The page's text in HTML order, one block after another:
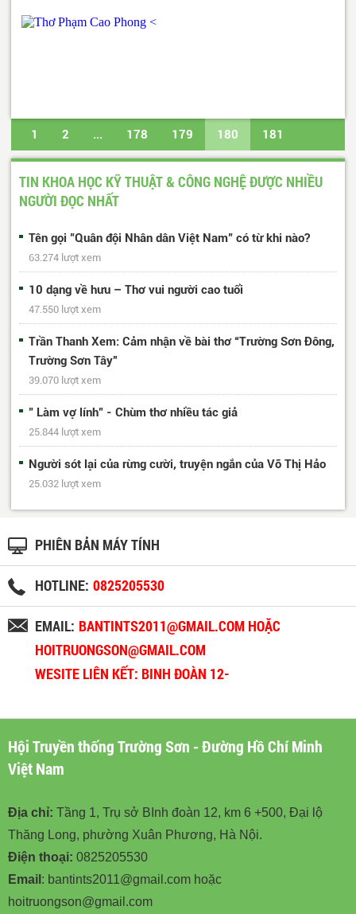
1 2 ... 178 179 180 181
182 ... 617 618 Trang cuối
TIN KHOA HỌC KỸ THUẬT & CÔNG NGHỆ ĐƯỢC NHIỀU
NGƯỜI ĐỌC NHẤT
Tên gọi "Quân đội Nhân dân Việt Nam" có từ khi nào?
63.274 lượt xem
10 dạng về hưu – Thơ vui người cao tuổi
47.550 lượt xem
Trần Thanh Xem: Cảm nhận về bài thơ “Trường Sơn Đông,
Trường Sơn Tây”
39.070 lượt xem
" Làm vợ lính" - Chùm thơ nhiều tác giả
25.844 lượt xem
Người sót lại của rừng cười, truyện ngắn của Võ Thị Hảo
25.032 lượt xem
PHIÊN BẢN MÁY TÍNH
HOTLINE: 0825205530
EMAIL: BANTINTS2011@GMAIL.COM HOẶC
HOITRUONGSON@GMAIL.COM
WESITE LIÊN KẾT: BINH ĐOÀN 12-
Hội Truyền thống Trường Sơn - Đường Hồ Chí Minh
Việt Nam
Địa chỉ: Tầng 1, Trụ sở BInh đoàn 12, km 6 +500, Đại lộ
Thăng Long, phường Xuân Phương, Hà Nội.
Điện thoại: 0825205530
Email : bantints2011@gmail.com hoặc
hoitruongson@gmail.com